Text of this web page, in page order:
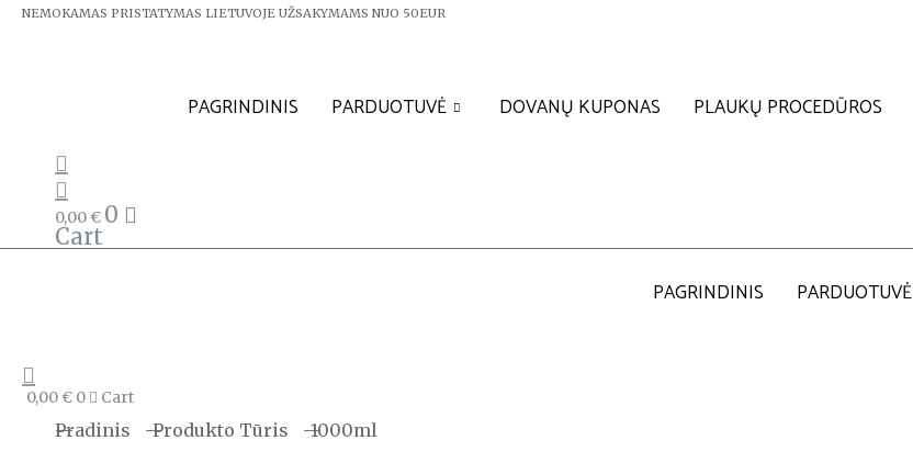
NEMOKAMAS PRISTATYMAS LIETUVOJE UŽSAKYMAMS NUO 50EUR
PAGRINDINIS PARDUOTUVĖ DOVANŲ KUPONAS PLAUKŲ PROCEDŪROS
0,00€ 0
Cart
PAGRINDINIS PARDUOTUVĖ
0,00€ 0 Cart
You are here:
Pradinis Produkto Tūris 1000ml